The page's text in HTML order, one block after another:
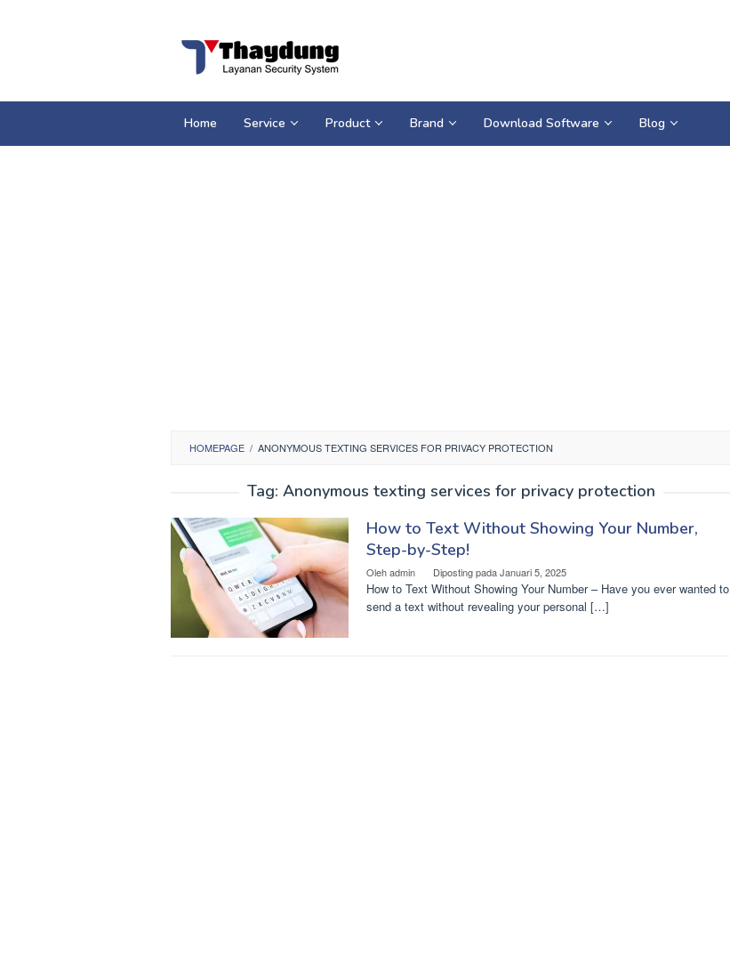
Home Service Product Brand Download Software Blog
HOMEPAGE / ANONYMOUS TEXTING SERVICES FOR PRIVACY PROTECTION
Tag: Anonymous texting services for privacy protection
How to Text Without Showing Your Number,
Step-by-Step!
Olehadmin Diposting padaJanuari 5, 2025
How to Text Without Showing Your Number – Have you ever wanted to
send a text without revealing your personal […]